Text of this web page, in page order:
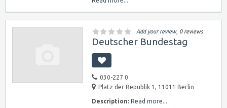
Add your review, 0 reviews
Deutscher Bundestag
030-227 0
Platz der Republik 1, 11011 Berlin
Description: Read more...